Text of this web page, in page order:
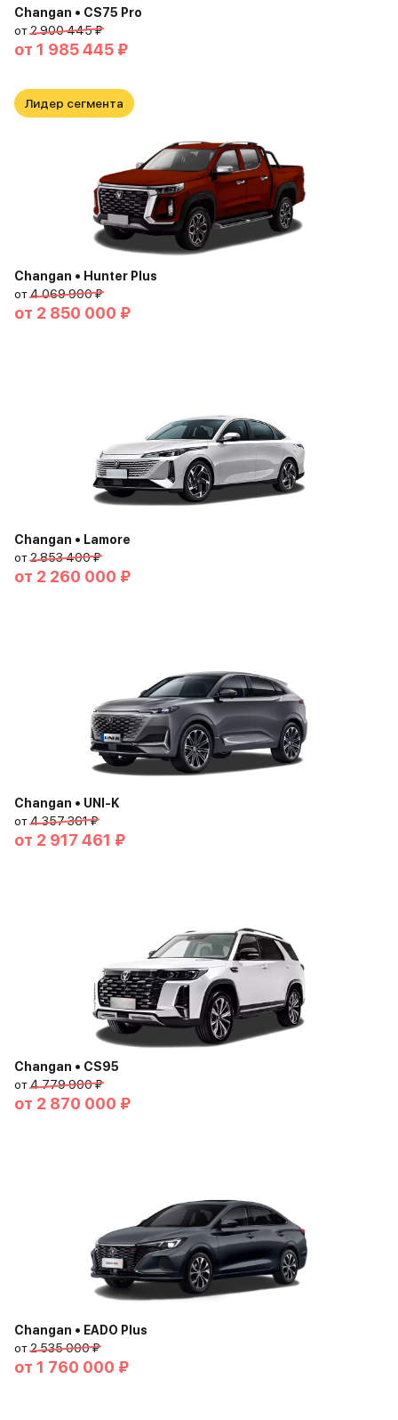
Changan • CS75 Pro
от2 900 445 ₽
от 1 985 445 ₽
Лидер сегмента
Changan • Hunter Plus
от4 069 900 ₽
от 2 850 000 ₽
Changan • Lamore
от2 853 400 ₽
от 2 260 000 ₽
Changan • UNI-K
от4 357 361 ₽
от 2 917 461 ₽
Changan • CS95
от4 779 900 ₽
от 2 870 000 ₽
Changan • EADO Plus
от2 535 000 ₽
от 1 760 000 ₽